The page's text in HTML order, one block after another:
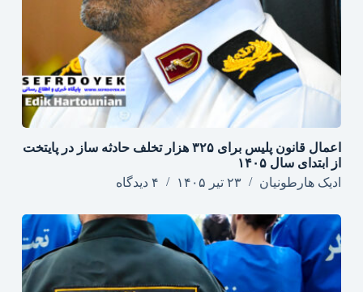
اعمال قانون پلیس برای ۳۲۵ هزار تخلف حادثه ساز در پایتخت
از ابتدای سال ۱۴۰۵
ادیک هارطونیان
۲۳ تیر ۱۴۰۵ ۴ دیدگاه